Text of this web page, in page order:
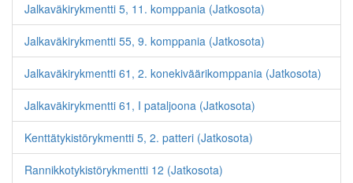
Jalkaväkirykmentti 5, 11. komppania (Jatkosota)
Jalkaväkirykmentti 55, 9. komppania (Jatkosota)
Jalkaväkirykmentti 61, 2. konekiväärikomppania (Jatkosota)
Jalkaväkirykmentti 61, I pataljoona (Jatkosota)
Kenttätykistörykmentti 5, 2. patteri (Jatkosota)
Rannikkotykistörykmentti 12 (Jatkosota)